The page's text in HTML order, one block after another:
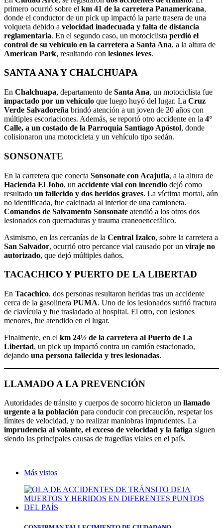
primero ocurrió sobre el km 41 de la carretera Panamericana,
donde el conductor de un pick up impactó la parte trasera de una
volqueta debido a velocidad inadecuada y falta de distancia
reglamentaria. En el segundo caso, un motociclista perdió el
control de su vehículo en la carretera a Santa Ana, a la altura de
American Park, resultando con lesiones leves.
SANTA ANA Y CHALCHUAPA
En Chalchuapa, departamento de Santa Ana, un motociclista fue
impactado por un vehículo que luego huyó del lugar. La Cruz
Verde Salvadoreña brindó atención a un joven de 20 años con
múltiples escoriaciones. Además, se reportó otro accidente en la 4°
Calle, a un costado de la Parroquia Santiago Apóstol, donde
colisionaron una motocicleta y un vehículo tipo sedán.
SONSONATE
En la carretera que conecta Sonsonate con Acajutla, a la altura de
Hacienda El Jobo, un accidente vial con incendio dejó como
resultado un fallecido y dos heridos graves. La víctima mortal, aún
no identificada, fue calcinada al interior de una camioneta.
Comandos de Salvamento Sonsonate atendió a los otros dos
lesionados con quemaduras y trauma craneoencefálico.
Asimismo, en las cercanías de la Central Izalco, sobre la carretera a
San Salvador, ocurrió otro percance vial causado por un viraje no
autorizado, que dejó múltiples daños.
TACACHICO Y PUERTO DE LA LIBERTAD
En Tacachico, dos personas resultaron heridas tras un accidente
cerca de la gasolinera PUMA. Uno de los lesionados sufrió fractura
de clavícula y fue trasladado al hospital. El otro, con lesiones
menores, fue atendido en el lugar.
Finalmente, en el km 24½ de la carretera al Puerto de La
Libertad, un pick up impactó contra un camión estacionado,
dejando una persona fallecida y tres lesionadas.
LLAMADO A LA PREVENCIÓN
Autoridades de tránsito y cuerpos de socorro hicieron un llamado
urgente a la población para conducir con precaución, respetar los
límites de velocidad, y no realizar maniobras imprudentes. La
imprudencia al volante, el exceso de velocidad y la fatiga siguen
siendo las principales causas de tragedias viales en el país.
Más vistos